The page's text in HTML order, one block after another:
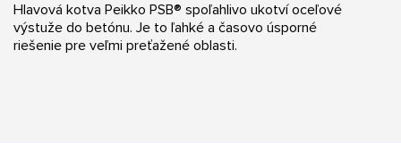
Hlavová kotva Peikko PSB® spoľahlivo ukotví oceľové
výstuže do betónu. Je to ľahké a časovo úsporné
riešenie pre veľmi preťažené oblasti.